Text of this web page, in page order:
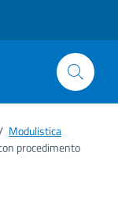
Modulistica
procedimento